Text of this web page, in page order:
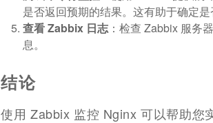
是否返回预期的结果。这有助于确定
查看 Zabbix 日志：检查 Zabbix 服务
息。
结论
使用 Zabbix 监控 Nginx 可以帮助您